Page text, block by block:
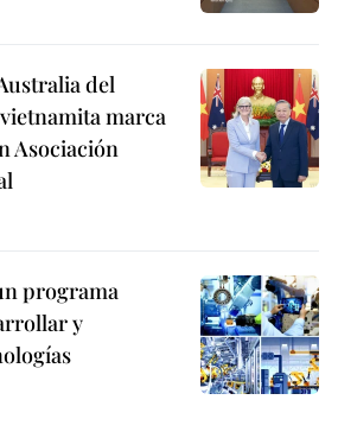
del
marca
Asociación
programa
y